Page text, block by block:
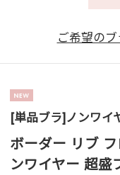
ご希望の
[単品ブラ]ノンワイ
ボーダー リブ
ンワイヤー 超盛